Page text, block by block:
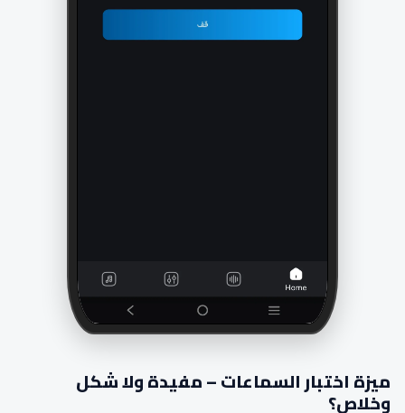
ميزة اختبار السماعات – مفيدة ولا شكل
وخلاص؟